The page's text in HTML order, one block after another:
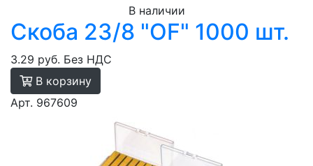
В наличии
Скоба 23/8 "OF" 1000 шт.
3.29 руб. Без НДС
В корзину
Арт. 967609